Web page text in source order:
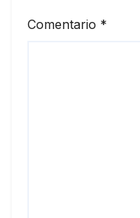
Comentario *